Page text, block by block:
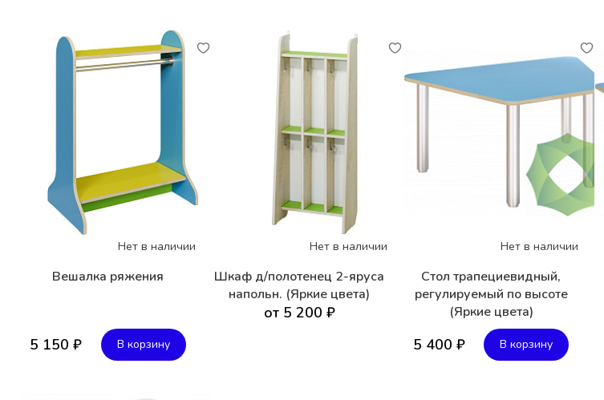
Нет в наличии
Вешалка ряжения
5 150 ₽ В корзину
Нет в наличии
Шкаф д/полотенец 2-яруса
напольн. (Яркие цвета)
от 5 200 ₽
Нет в наличии
Стол трапециевидный,
регулируемый по высоте
(Яркие цвета)
5 400 ₽ В корзину